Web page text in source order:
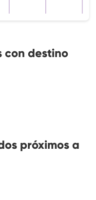
con destino
próximos a